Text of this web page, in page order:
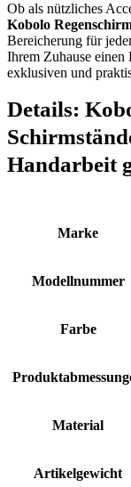
Ob als nützliches
Kobolo
Bereicherung für
Ihrem Zuhause
exklusiven und
Details:
Handarbeit
Marke
Modellnummer
Farbe
Material
Artikelgewicht